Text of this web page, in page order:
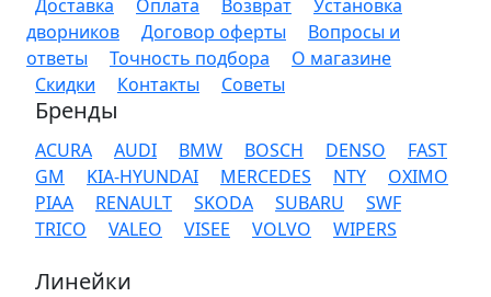
Доставка Оплата Возврат
Установка
дворников
Договор оферты
Вопросы и
ответы
Точность подбора
О магазине
Скидки
Контакты Советы
Бренды
ACURA AUDI BMW BOSCH DENSO
FAST
GM
KIA-HYUNDAI MERCEDES NTY
OXIMO
PIAA
RENAULT SKODA SUBARU
SWF
TRICO
VALEO VISEE VOLVO WIPERS
Линейки